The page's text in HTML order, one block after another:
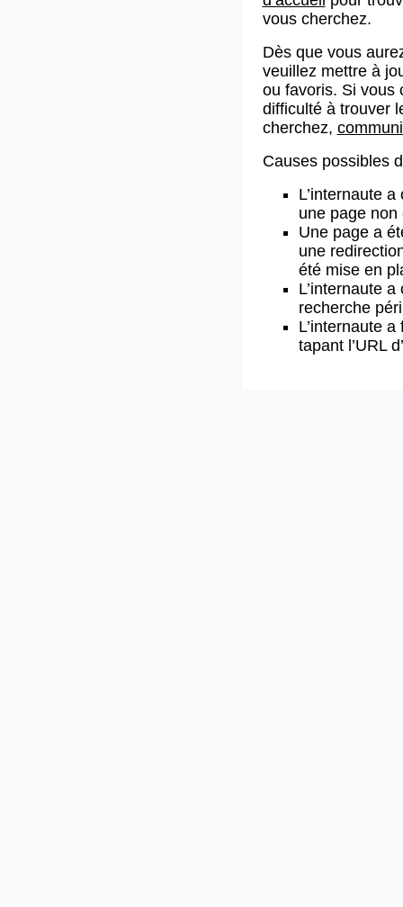
vous cherchez.
Dès que vous
veuillez mettre à
ou favoris. Si vous
difficulté à trouver
cherchez,
Causes possibles
L’internaute
une page non
Une page a
une
été mise en
L’internaute
recherche
L’internaute
tapant l’URL